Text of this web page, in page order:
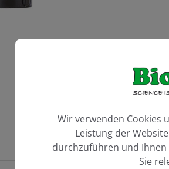
Wir verwenden Cookies
Leistung der
durchzuführen und
Sie